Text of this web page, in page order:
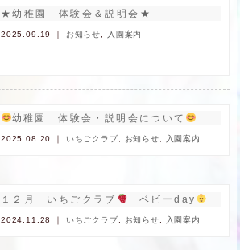
★幼稚園 体験会＆説明会★
2025.09.19 ｜ お知らせ 入園案内
幼稚園 体験会・説明会について
2025.08.20 ｜ いちごクラブ お知らせ 入園案内
１２月 いちごクラブ ベビーday
2024.11.28 ｜ いちごクラブ お知らせ 入園案内